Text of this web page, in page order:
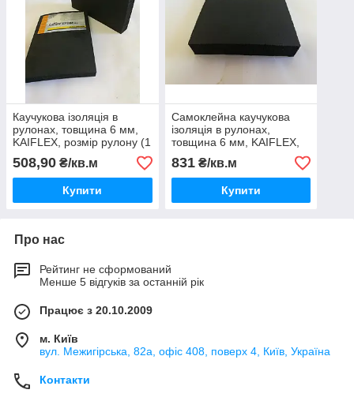
Каучукова ізоляція в
рулонах, товщина 6 мм,
KAIFLEX, розмір рулону (1
х30 м)
508,90 ₴/кв.м
Купити
Самоклейна каучукова
ізоляція в рулонах,
товщина 6 мм, KAIFLEX,
1х30 м
831₴/кв.м
Купити
Про нас
Рейтинг не сформований
Менше 5 відгуків за останній рік
Працює з 20.10.2009
м. Київ
вул. Межигірська, 82а, офіс 408, поверх 4, Київ, Україна
Контакти